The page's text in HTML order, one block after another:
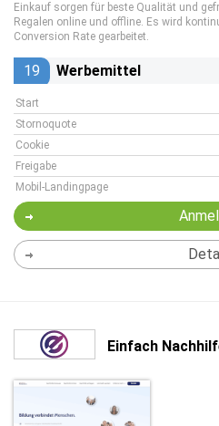
Einkauf sorgen für beste Qualität und
Regalen online und offline. Es wird
Conversion Rate gearbeitet.
19 Werbemittel
Start
Stornoquote
Cookie
Freigabe
Mobil-Landingpage
Einfach